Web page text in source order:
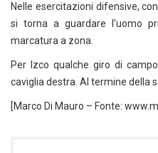
Nelle esercitazioni difensive,
si torna a guardare l’uomo
marcatura a zona.
Per Izco qualche giro di
caviglia destra. Al termine della
[Marco Di Mauro – Fonte: